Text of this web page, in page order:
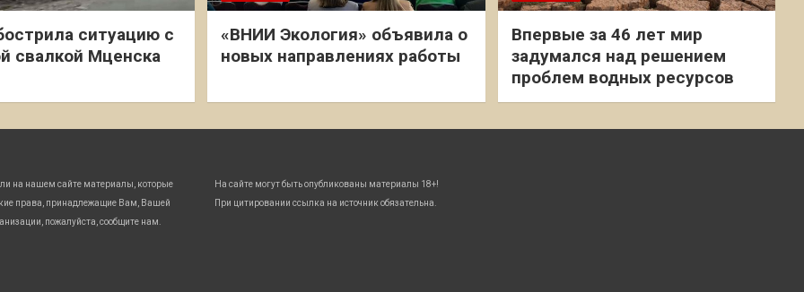
ситуацию с
свалкой Мценска
«ВНИИ Экология» объявила о
новых направлениях работы
Впервые за 46 лет мир
задумался над решением
проблем водных ресурсов
на нашем сайте материалы, которые
права, принадлежащие Вам, Вашей
пожалуйста, сообщите нам.
На сайте могут быть опубликованы материалы 18+!
При цитировании ссылка на источник обязательна.